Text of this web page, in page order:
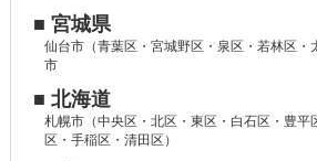
■ 宮城県
仙台市（青葉区・宮城野区・泉区・若林区・
市
■ 北海道
札幌市（中央区・北区・東区・白石区・豊平
区・手稲区・清田区）